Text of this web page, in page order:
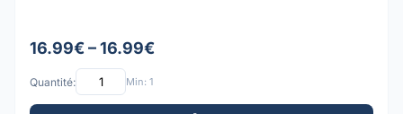
16.99€ – 16.99€
Quantité: Min: 1